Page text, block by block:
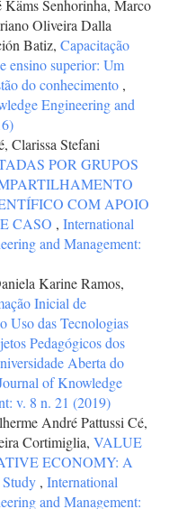
Käms Senhorinha, Marco
Oliveira Dalla
Batiz, Capacitação
ensino superior: Um
do conhecimento ,
Engineering and
Clarissa Stefani
POR GRUPOS
COM APOIO
CASO , International
and Management:
Karine Ramos,
Inicial de
Uso das Tecnologias
Pedagógicos dos
Aberta do
of Knowledge
v. 8 n. 21 (2019)
André Pattussi Cé,
Cortimiglia, VALUE
ECONOMY: A
, International
and Management: